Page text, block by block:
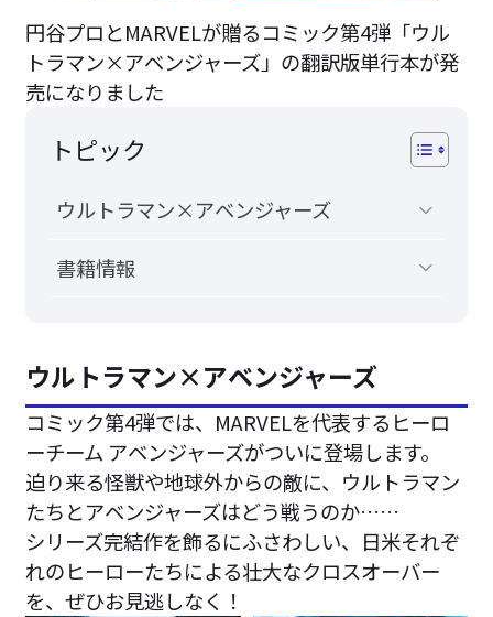
円谷プロとMARVELが贈るコミック第4弾「ウル
トラマン×アベンジャーズ」の翻訳版単行本が発
売になりました
トピック
ウルトラマン×アベンジャーズ
書籍情報
ウルトラマン×アベンジャーズ
コミック第4弾では、MARVELを代表するヒーロ
ーチーム アベンジャーズがついに登場します。
迫り来る怪獣や地球外からの敵に、ウルトラマン
たちとアベンジャーズはどう戦うのか……
シリーズ完結作を飾るにふさわしい、日米それぞ
れのヒーローたちによる壮大なクロスオーバー
を、ぜひお見逃しなく！